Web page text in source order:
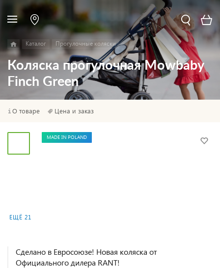
Каталог Прогулочные коляски
Коляска прогулочная Mowbaby
Finch Green
О товаре Цена и заказ
ЕЩЁ 21
MADE IN POLAND
Сделано в Евросоюзе! Новая коляска от
Официального дилера RANT!